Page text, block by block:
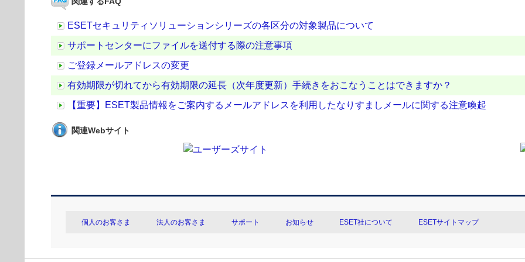
ESETセキュリティソリューションシリーズの各区分の対象製品について
サポートセンターにファイルを送付する際の注意事項
ご登録メールアドレスの変更
有効期限が切れてから有効期限の延長（次年度更新）手続きをおこなうことはできますか？
【重要】ESET製品情報をご案内するメールアドレスを利用したなりすましメールに関する注意喚起
関連Webサイト
個人のお客さま 法人のお客さま サポート お知らせ ESET社について ESETサイトマップ